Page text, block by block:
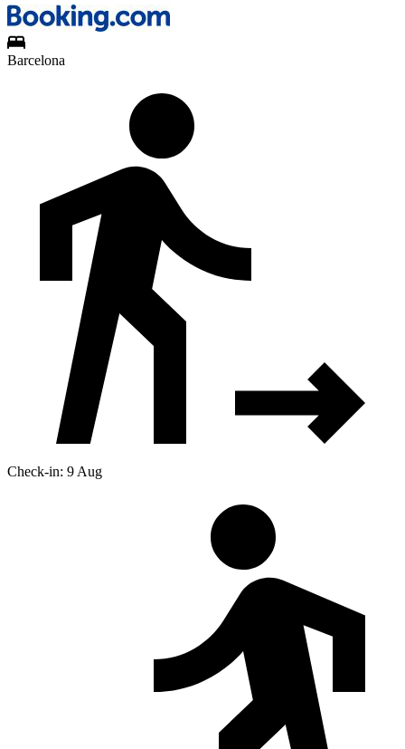
Barcelona
Check-in: 9 Aug